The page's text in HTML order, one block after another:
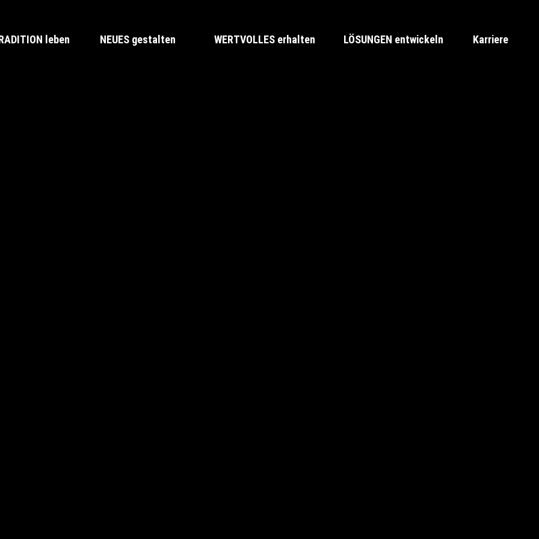
leben NEUES gestalten WERTVOLLES erhalten LÖSUNGEN entwickeln Karriere